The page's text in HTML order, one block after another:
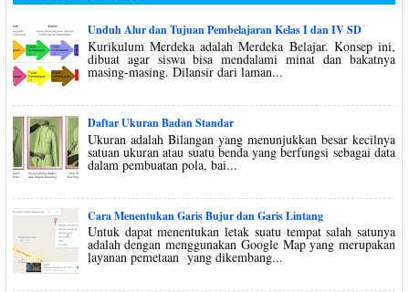
Unduh Alur dan Tujuan Pembelajaran Kelas I dan IV SD
Kurikulum Merdeka adalah Merdeka Belajar. Konsep ini,
dibuat agar siswa bisa mendalami minat dan bakatnya
masing-masing. Dilansir dari laman...
Daftar Ukuran Badan Standar
Ukuran adalah Bilangan yang menunjukkan besar kecilnya
satuan ukuran atau suatu benda yang berfungsi sebagai data
dalam pembuatan pola, bai...
Cara Menentukan Garis Bujur dan Garis Lintang
Untuk dapat menentukan letak suatu tempat salah satunya
adalah dengan menggunakan Google Map yang merupakan
layanan pemetaan yang dikembang...